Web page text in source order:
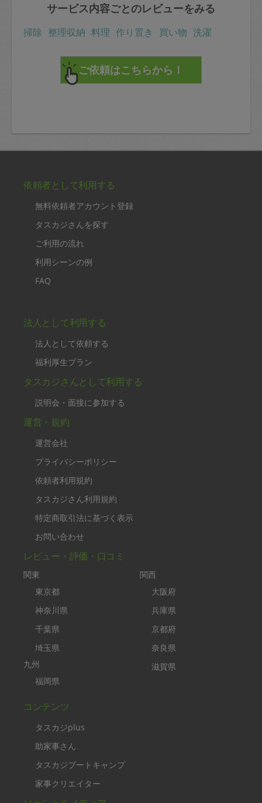
2. 定期契約キャンセル（定期契約のみ）
定期契約をキャンセルする場合、毎週定
ンセル料は発生しません。それ以上はキ
ャンセル料が発生します。
・詳細ルールは、こちらを参照くださ
い。
※キャンセル料金の設定について：
1回（3時間）依頼した場合の金額の差額
相当で料金設定されています。
サービス内容ごとのレビューをみる
掃除 整理収納 料理 作り置き 買い物 洗濯
依頼者として利用する
無料依頼者アカウント登録
タスカジさんを探す
ご利用の流れ
利用シーンの例
FAQ
法人として利用する
法人として依頼する
福利厚生プラン
タスカジさんとして利用する
説明会・面接に参加する
運営・規約
運営会社
プライバシーポリシー
依頼者利用規約
タスカジさん利用規約
特定商取引法に基づく表示
お問い合わせ
レビュー・評価・口コミ
関東
東京都
神奈川県
千葉県
埼玉県
九州
福岡県
関西
大阪府
兵庫県
京都府
奈良県
滋賀県
コンテンツ
タスカジplus
助家事さん
タスカジブートキャンプ
家事クリエイター